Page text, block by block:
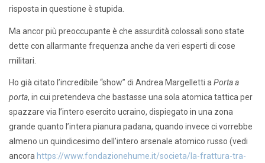
risposta in questione è stupida.
Ma ancor più preoccupante è che assurdità colossali sono state
dette con allarmante frequenza anche da veri esperti di cose
militari.
Ho già citato l’incredibile “show” di Andrea Margelletti aPorta a
porta, in cui pretendeva che bastasse una sola atomica tattica per
spazzare via l’intero esercito ucraino, dispiegato in una zona
grande quanto l’intera pianura padana, quando invece ci vorrebbe
almeno un quindicesimo dell’intero arsenale atomico russo (vedi
ancora https://www.fondazionehume.it/societa/la-frattura-tra-